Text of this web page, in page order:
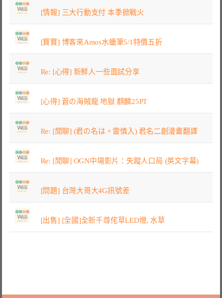
[情報] 三大行動支付 本季掀戰火
[寶寶] 博客來Amos水蠟筆5/1特價五折
Re: [心得] 新鮮人一些面試分享
[心得] 蒼の海賊龍 地獄 麒麟25PT
Re: [閒聊] (君の名は。雷慎入) 君名二創漫畫翻譯
Re: [閒聊] OGN中場影片：失蹤人口局 (英文字幕)
[問題] 台灣大哥大4G訊號差
[出售] [全國]全新千尋侘草LED燈, 水草